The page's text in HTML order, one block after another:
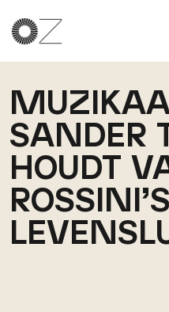
SANDER
HOUDT
ROSSINI’S